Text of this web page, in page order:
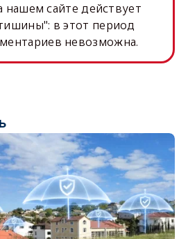
нашем сайте действует
в этот период
невозможна.